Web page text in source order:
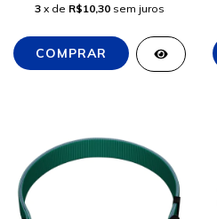
3 x de R$10,30 sem juros